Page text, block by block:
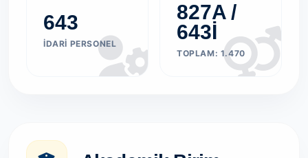
643
İDARI PERSONEL
827A /
643İ
TOPLAM: 1.470